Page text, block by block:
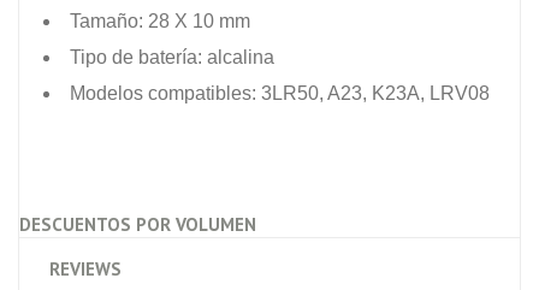
Tamaño: 28 X 10 mm
Tipo de batería: alcalina
Modelos compatibles: 3LR50, A23, K23A, LRV08
DESCUENTOS POR VOLUMEN
REVIEWS